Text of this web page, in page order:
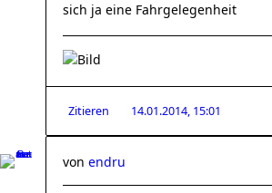
sich ja eine Fahrgelegenheit
Zitieren 14.01.2014, 15:01
von endru